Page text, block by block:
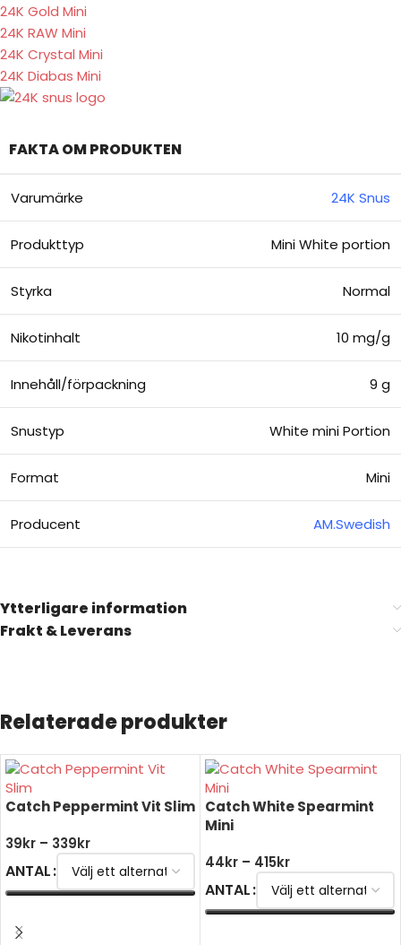
24K Gold Mini
24K RAW Mini
24K Crystal Mini
24K Diabas Mini
FAKTA OM PRODUKTEN
Varumärke 24K Snus
Produkttyp Mini White portion
Styrka Normal
Nikotinhalt 10 mg/g
Innehåll/förpackning 9 g
Snustyp White mini Portion
Format Mini
Producent AM.Swedish
Ytterligare information
Frakt & Leverans
Relaterade produkter
Catch Peppermint Vit Slim
39kr – 339kr
ANTAL
Catch White Spearmint
Mini
44kr – 415kr
ANTAL